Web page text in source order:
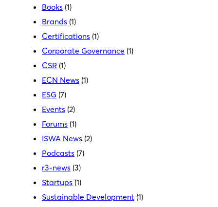
Books (1)
Brands (1)
Certifications (1)
Corporate Governance (1)
CSR (1)
ECN News (1)
ESG (7)
Events (2)
Forums (1)
ISWA News (2)
Podcasts (7)
r3-news (3)
Startups (1)
Sustainable Development (1)